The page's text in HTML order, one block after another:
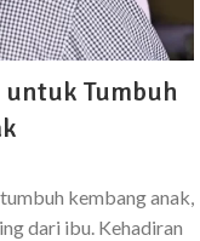
untuk Tumbuh
kembang anak,
dari ibu. Kehadiran